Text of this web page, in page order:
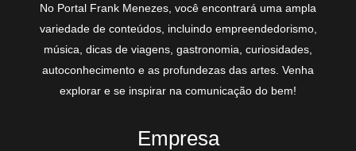
No Portal Frank Menezes, você encontrará uma ampla
variedade de conteúdos, incluindo empreendedorismo,
música, dicas de viagens, gastronomia, curiosidades,
autoconhecimento e as profundezas das artes. Venha
explorar e se inspirar na comunicação do bem!
Empresa